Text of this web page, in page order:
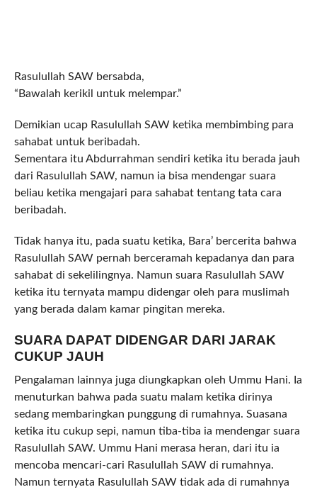
Rasulullah SAW bersabda,
“Bawalah kerikil untuk melempar.”
Demikian ucap Rasulullah SAW ketika membimbing para
sahabat untuk beribadah.
Sementara itu Abdurrahman sendiri ketika itu berada jauh
dari Rasulullah SAW, namun ia bisa mendengar suara
beliau ketika mengajari para sahabat tentang tata cara
beribadah.
Tidak hanya itu, pada suatu ketika, Bara’ bercerita bahwa
Rasulullah SAW pernah berceramah kepadanya dan para
sahabat di sekelilingnya. Namun suara Rasulullah SAW
ketika itu ternyata mampu didengar oleh para muslimah
yang berada dalam kamar pingitan mereka.
SUARA DAPAT DIDENGAR DARI JARAK
CUKUP JAUH
Pengalaman lainnya juga diungkapkan oleh Ummu Hani. Ia
menuturkan bahwa pada suatu malam ketika dirinya
sedang membaringkan punggung di rumahnya. Suasana
ketika itu cukup sepi, namun tiba-tiba ia mendengar suara
Rasulullah SAW. Ummu Hani merasa heran, dari itu ia
mencoba mencari-cari Rasulullah SAW di rumahnya.
Namun ternyata Rasulullah SAW tidak ada di rumahnya